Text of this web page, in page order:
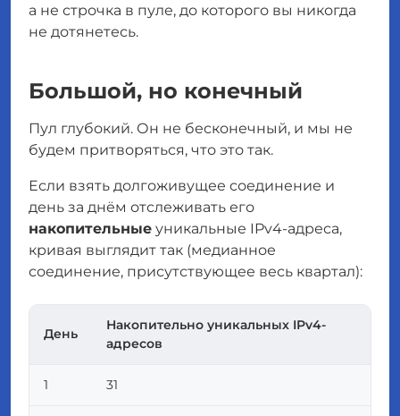
а не строчка в пуле, до которого вы никогда
не дотянетесь.
Большой, но конечный
Пул глубокий. Он не бесконечный, и мы не
будем притворяться, что это так.
Если взять долгоживущее соединение и
день за днём отслеживать его
накопительные уникальные IPv4-адреса,
кривая выглядит так (медианное
соединение, присутствующее весь квартал):
День
Накопительно уникальных IPv4-
адресов
1 31